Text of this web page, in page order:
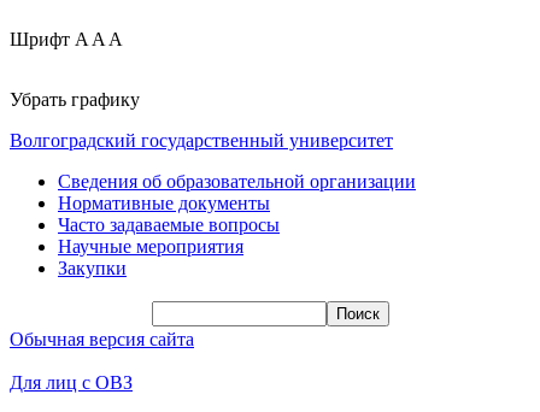
Шрифт A A A
Убрать графику
Волгоградский государственный университет
Сведения об образовательной организации
Нормативные документы
Часто задаваемые вопросы
Научные мероприятия
Закупки
Обычная версия сайта
Для лиц с ОВЗ